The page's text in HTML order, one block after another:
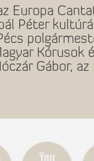
Europa
Péter
Kórusok
Gábor, az